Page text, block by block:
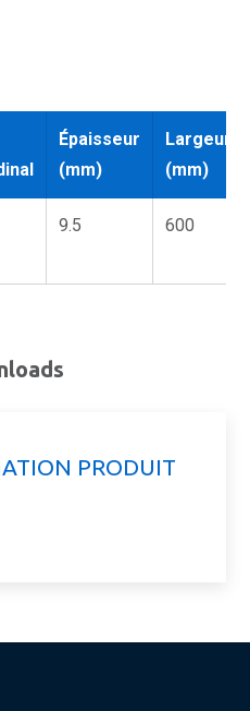
Épaisseur
(mm)
Largeur
(mm)
9.5 600
PRODUIT